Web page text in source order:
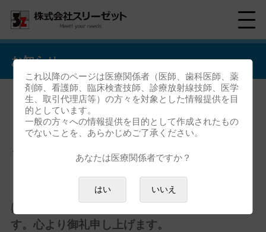
お知らせ
「第130回日本眼科学会総会」
ご来場御礼
「第130回日本眼科学会総会」におきまして
は、ご来場いただき誠にありがとうございま
す。心より御礼申し上げます。
これ以降のページは医療関係者（医師、歯科医師、薬
剤師、看護師、臨床検査技師、診療放射線技師、医学
生、取引代理店等）の方々を対象とした情報提供を目
的としています。
一般の方々への情報提供を目的として作成されたもの
でないことを、あらかじめご了承ください。
あなたは医療関係者ですか？
はい いいえ